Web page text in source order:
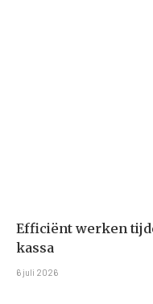
Efficiënt werken
kassa
6 juli 2026